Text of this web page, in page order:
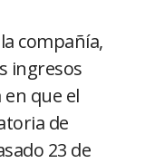
compañía,
ingresos
que el
de
23 de